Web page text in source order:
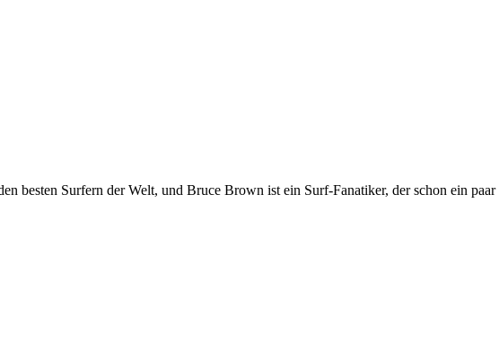
besten Surfern der Welt, und Bruce Brown ist ein Surf-Fanatiker, der schon ein